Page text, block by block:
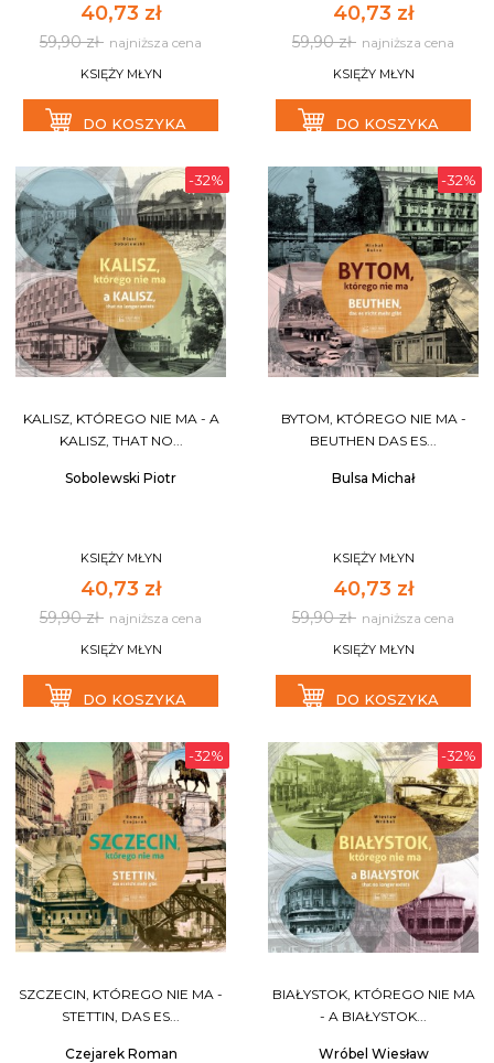
40,73 zł
59,90 zł najniższa cena
KSIĘŻY MŁYN
DO KOSZYKA
40,73 zł
59,90 zł najniższa cena
KSIĘŻY MŁYN
DO KOSZYKA
-32%
KALISZ, KTÓREGO NIE MA - A
KALISZ, THAT NO...
Sobolewski Piotr
KSIĘŻY MŁYN
40,73 zł
59,90 zł najniższa cena
KSIĘŻY MŁYN
DO KOSZYKA
-32%
BYTOM, KTÓREGO NIE MA -
BEUTHEN DAS ES...
Bulsa Michał
KSIĘŻY MŁYN
40,73 zł
59,90 zł najniższa cena
KSIĘŻY MŁYN
DO KOSZYKA
-32%
SZCZECIN, KTÓREGO NIE MA -
STETTIN, DAS ES...
Czejarek Roman
-32%
BIAŁYSTOK, KTÓREGO NIE MA
- A BIAŁYSTOK...
Wróbel Wiesław